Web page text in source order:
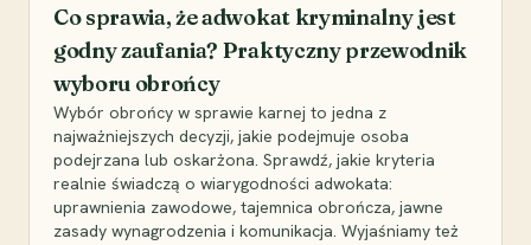
Co sprawia, że adwokat kryminalny jest
godny zaufania? Praktyczny przewodnik
wyboru obrońcy
Wybór obrońcy w sprawie karnej to jedna z
najważniejszych decyzji, jakie podejmuje osoba
podejrzana lub oskarżona. Sprawdź, jakie kryteria
realnie świadczą o wiarygodności adwokata:
uprawnienia zawodowe, tajemnica obrończa, jawne
zasady wynagrodzenia i komunikacja. Wyjaśniamy też